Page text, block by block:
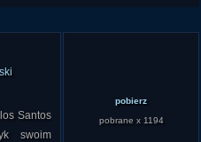
Czy w
coś, co
osób
to m.in.
Santos
swoim
pobierz
pobrane x 1194